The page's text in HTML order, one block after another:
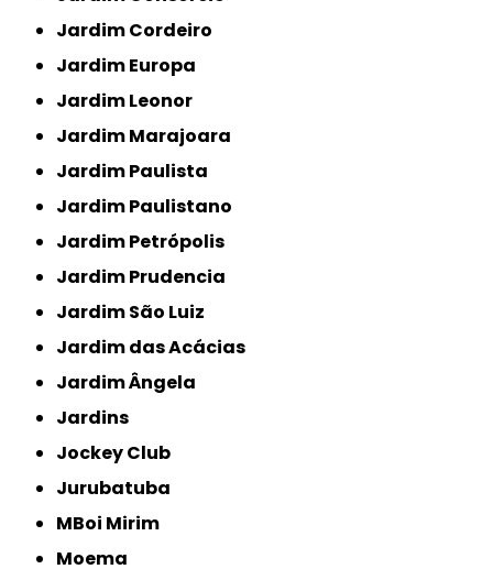
Jardim Cordeiro
Jardim Europa
Jardim Leonor
Jardim Marajoara
Jardim Paulista
Jardim Paulistano
Jardim Petrópolis
Jardim Prudencia
Jardim São Luiz
Jardim das Acácias
Jardim Ângela
Jardins
Jockey Club
Jurubatuba
MBoi Mirim
Moema